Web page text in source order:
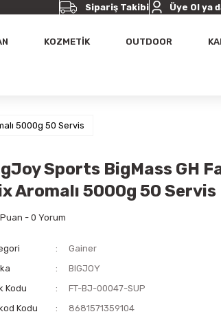
Sipariş Takibi Üye Ol ya
KOZMETİK OUTDOOR
5000g 50 Servis
Sports BigMass GH
Aromalı 5000g 50 Servis
- 0 Yorum
Gainer
BIGJOY
Kodu
FT-BJ-00047-SUP
Kodu
8681571359104